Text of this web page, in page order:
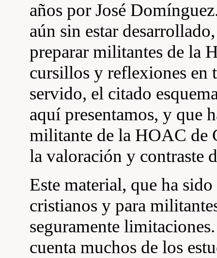
años por José
aún sin estar
preparar militantes de la
cursillos y reflexiones en
servido, el citado
aquí presentamos, y que
militante de la HOAC de
la valoración y contraste
Este material, que ha
cristianos y para
seguramente
cuenta muchos de los